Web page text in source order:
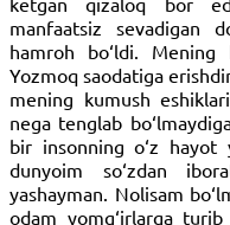
manfaatsiz sevadigan
hamroh bo‘ldi.
Yozmoq saodatiga
mening kumush
nega tenglab
bir insonning o‘z hayot
dunyoim so‘zdan
yashayman. Nolisam
odam yomg‘irlarga